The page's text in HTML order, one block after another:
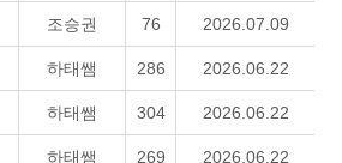
조승권 76 2026.07.09
하태쌤 286 2026.06.22
하태쌤 304 2026.06.22
하태쌤 269 2026.06.22